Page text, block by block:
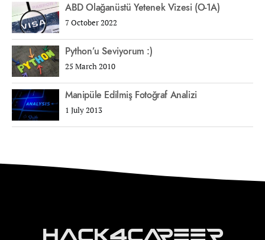
ABD Olağanüstü Yetenek Vizesi (O-1A)
7 October 2022
Python’u Seviyorum :)
25 March 2010
Manipüle Edilmiş Fotoğraf Analizi
1 July 2013
Hack4Career